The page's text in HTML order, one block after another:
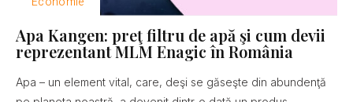
Apa Kangen: preţ filtru de apă şi cum devii
reprezentant MLM Enagic în România
Apa – un element vital, care, deşi se găseşte din abundenţă